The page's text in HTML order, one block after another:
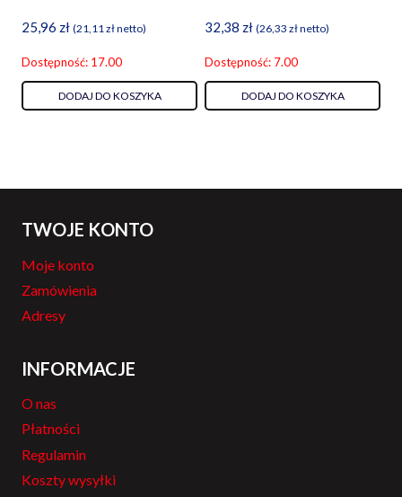
25,96 zł (21,11 złnetto)
Dostępność: 17.00
DODAJ DO KOSZYKA
32,38 zł (26,33 złnetto)
Dostępność: 7.00
DODAJ DO KOSZYKA
TWOJE KONTO
Moje konto
Zamówienia
Adresy
INFORMACJE
O nas
Płatności
Regulamin
Koszty wysyłki